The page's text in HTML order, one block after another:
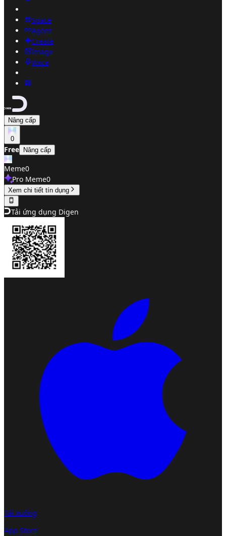
Space
Agent
Create
Image
Voice
Nâng cấp
0
Free Nâng cấp
Meme0
Pro Meme0
Xem chi tiết tín dụng
Tải ứng dụng Digen
Tải xuống
App Store